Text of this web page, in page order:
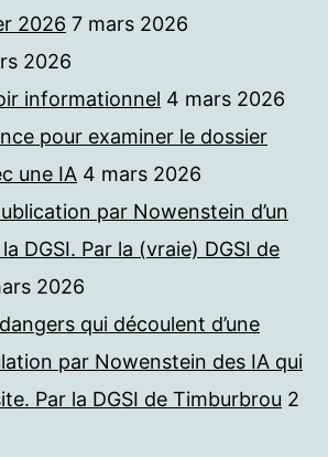
2026 7 mars 2026
2026
informationnel 4 mars 2026
pour examiner le dossier
une IA 4 mars 2026
par Nowenstein d’un
DGSI. Par la (vraie) DGSI de
2026
qui découlent d’une
par Nowenstein des IA qui
Par la DGSI de Timburbrou 2